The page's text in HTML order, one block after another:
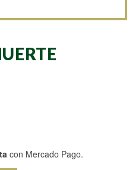
con Mercado Pago.